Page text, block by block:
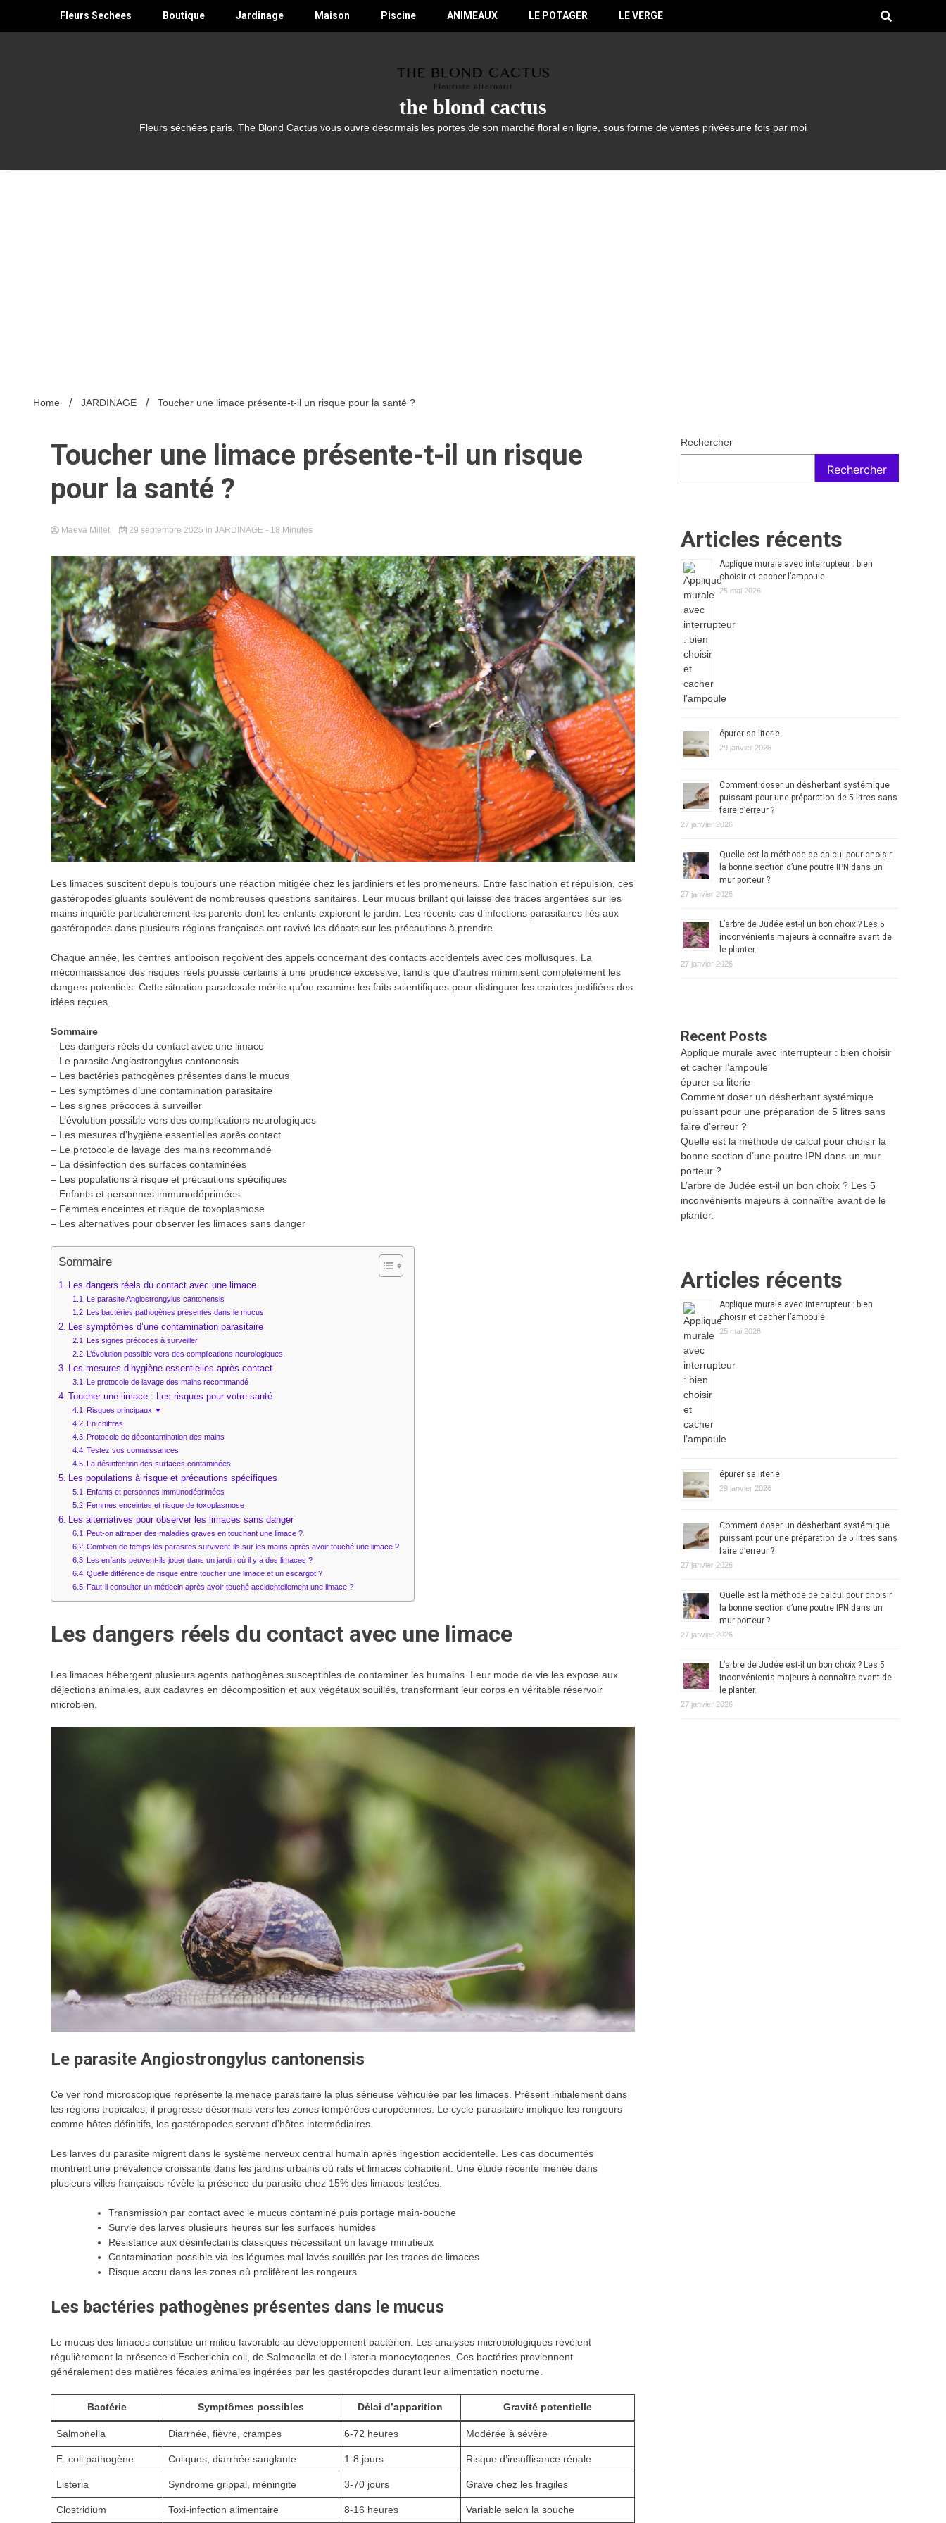
content
Fleurs Sechees Boutique Jardinage Maison Piscine ANIMEAUX LE POTAGER LE VERGE
the blond cactus
Fleurs séchées paris. The Blond Cactus vous ouvre désormais les portes de son marché floral en ligne, sous forme de ventes privéesune fois par moi
Home JARDINAGE Toucher une limace présente-t-il un risque pour la santé ?
Toucher une limace présente-t-il un risque
pour la santé ?
Maeva Millet 29 septembre 2025 in JARDINAGE - 18 Minutes
Les limaces suscitent depuis toujours une réaction mitigée chez les jardiniers et les promeneurs. Entre fascination et répulsion, ces
gastéropodes gluants soulèvent de nombreuses questions sanitaires. Leur mucus brillant qui laisse des traces argentées sur les
mains inquiète particulièrement les parents dont les enfants explorent le jardin. Les récents cas d’infections parasitaires liés aux
gastéropodes dans plusieurs régions françaises ont ravivé les débats sur les précautions à prendre.
Chaque année, les centres antipoison reçoivent des appels concernant des contacts accidentels avec ces mollusques. La
méconnaissance des risques réels pousse certains à une prudence excessive, tandis que d’autres minimisent complètement les
dangers potentiels. Cette situation paradoxale mérite qu’on examine les faits scientifiques pour distinguer les craintes justifiées des
idées reçues.
Sommaire
– Les dangers réels du contact avec une limace
– Le parasite Angiostrongylus cantonensis
– Les bactéries pathogènes présentes dans le mucus
– Les symptômes d’une contamination parasitaire
– Les signes précoces à surveiller
– L’évolution possible vers des complications neurologiques
– Les mesures d’hygiène essentielles après contact
– Le protocole de lavage des mains recommandé
– La désinfection des surfaces contaminées
– Les populations à risque et précautions spécifiques
– Enfants et personnes immunodéprimées
– Femmes enceintes et risque de toxoplasmose
– Les alternatives pour observer les limaces sans danger
Sommaire
Les dangers réels du contact avec une limace
Le parasite Angiostrongylus cantonensis
Les bactéries pathogènes présentes dans le mucus
Les symptômes d’une contamination parasitaire
Les signes précoces à surveiller
L’évolution possible vers des complications neurologiques
Les mesures d’hygiène essentielles après contact
Le protocole de lavage des mains recommandé
Toucher une limace : Les risques pour votre santé
Risques principaux ▼
En chiffres
Protocole de décontamination des mains
Testez vos connaissances
La désinfection des surfaces contaminées
Les populations à risque et précautions spécifiques
Enfants et personnes immunodéprimées
Femmes enceintes et risque de toxoplasmose
Les alternatives pour observer les limaces sans danger
Peut-on attraper des maladies graves en touchant une limace ?
Combien de temps les parasites survivent-ils sur les mains après avoir touché une limace ?
Les enfants peuvent-ils jouer dans un jardin où il y a des limaces ?
Quelle différence de risque entre toucher une limace et un escargot ?
Faut-il consulter un médecin après avoir touché accidentellement une limace ?
Les dangers réels du contact avec une limace
Les limaces hébergent plusieurs agents pathogènes susceptibles de contaminer les humains. Leur mode de vie les expose aux
déjections animales, aux cadavres en décomposition et aux végétaux souillés, transformant leur corps en véritable réservoir
microbien.
Le parasite Angiostrongylus cantonensis
Ce ver rond microscopique représente la menace parasitaire la plus sérieuse véhiculée par les limaces. Présent initialement dans
les régions tropicales, il progresse désormais vers les zones tempérées européennes. Le cycle parasitaire implique les rongeurs
comme hôtes définitifs, les gastéropodes servant d’hôtes intermédiaires.
Les larves du parasite migrent dans le système nerveux central humain après ingestion accidentelle. Les cas documentés
montrent une prévalence croissante dans les jardins urbains où rats et limaces cohabitent. Une étude récente menée dans
plusieurs villes françaises révèle la présence du parasite chez 15% des limaces testées.
Transmission par contact avec le mucus contaminé puis portage main-bouche
Survie des larves plusieurs heures sur les surfaces humides
Résistance aux désinfectants classiques nécessitant un lavage minutieux
Contamination possible via les légumes mal lavés souillés par les traces de limaces
Risque accru dans les zones où prolifèrent les rongeurs
Les bactéries pathogènes présentes dans le mucus
Le mucus des limaces constitue un milieu favorable au développement bactérien. Les analyses microbiologiques révèlent
régulièrement la présence d’Escherichia coli, de Salmonella et de Listeria monocytogenes. Ces bactéries proviennent
généralement des matières fécales animales ingérées par les gastéropodes durant leur alimentation nocturne.
Bactérie Symptômes possibles Délai d’apparition Gravité potentielle
Salmonella Diarrhée, fièvre, crampes 6-72 heures Modérée à sévère
E. coli pathogène Coliques, diarrhée sanglante 1-8 jours Risque d’insuffisance rénale
Listeria Syndrome grippal, méningite 3-70 jours Grave chez les fragiles
Clostridium Toxi-infection alimentaire 8-16 heures Variable selon la souche
Rechercher
Rechercher
Articles récents
Applique murale avec interrupteur : bien
choisir et cacher l’ampoule
25 mai 2026
épurer sa literie
29 janvier 2026
Comment doser un désherbant systémique
puissant pour une préparation de 5 litres sans
faire d’erreur ?
27 janvier 2026
Quelle est la méthode de calcul pour choisir
la bonne section d’une poutre IPN dans un
mur porteur ?
27 janvier 2026
L’arbre de Judée est-il un bon choix ? Les 5
inconvénients majeurs à connaître avant de
le planter.
27 janvier 2026
Recent Posts
Applique murale avec interrupteur : bien choisir
et cacher l’ampoule
épurer sa literie
Comment doser un désherbant systémique
puissant pour une préparation de 5 litres sans
faire d’erreur ?
Quelle est la méthode de calcul pour choisir la
bonne section d’une poutre IPN dans un mur
porteur ?
L’arbre de Judée est-il un bon choix ? Les 5
inconvénients majeurs à connaître avant de le
planter.
Articles récents
Applique murale avec interrupteur : bien
choisir et cacher l’ampoule
25 mai 2026
épurer sa literie
29 janvier 2026
Comment doser un désherbant systémique
puissant pour une préparation de 5 litres sans
faire d’erreur ?
27 janvier 2026
Quelle est la méthode de calcul pour choisir
la bonne section d’une poutre IPN dans un
mur porteur ?
27 janvier 2026
L’arbre de Judée est-il un bon choix ? Les 5
inconvénients majeurs à connaître avant de
le planter.
27 janvier 2026